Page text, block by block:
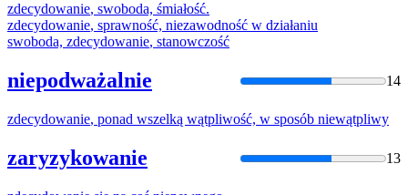
zdecydowanie, swoboda, śmiałość.
zdecydowanie, sprawność, niezawodność w działaniu
swoboda, zdecydowanie, stanowczość
niepodważalnie 14
zdecydowanie, ponad wszelką wątpliwość, w sposób niewątpliwy
zaryzykowanie 13